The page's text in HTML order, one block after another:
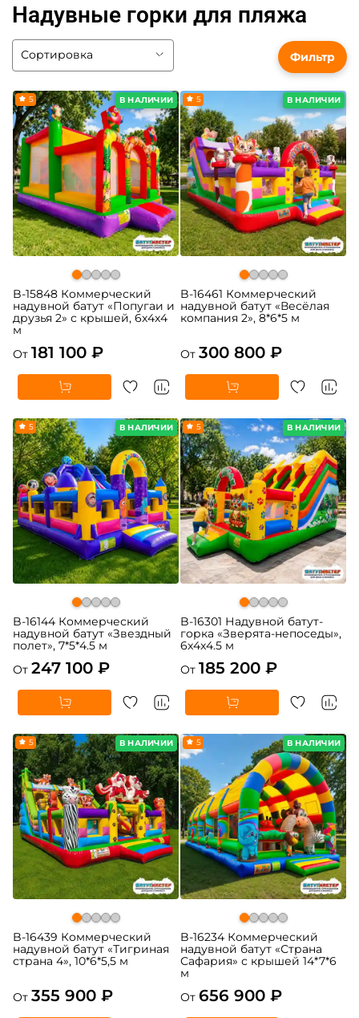
Надувные горки для пляжа
В НАЛИЧИИ
5
B-15848 Коммерческий
надувной батут «Попугаи и
друзья 2» с крышей, 6x4x4
м
От 181 100 ₽
В НАЛИЧИИ
5
B-16461 Коммерческий
надувной батут «Весёлая
компания 2», 8*6*5 м
От 300 800 ₽
В НАЛИЧИИ
5
B-16144 Коммерческий
надувной батут «Звездный
полет», 7*5*4.5 м
От 247 100 ₽
В НАЛИЧИИ
5
B-16301 Надувной батут-
горка «Зверята-непоседы»,
6x4x4.5 м
От 185 200 ₽
В НАЛИЧИИ
5
B-16439 Коммерческий
надувной батут «Тигриная
страна 4», 10*6*5,5 м
От 355 900 ₽
В НАЛИЧИИ
5
B-16234 Коммерческий
надувной батут «Страна
Сафария» с крышей 14*7*6
м
От 656 900 ₽
Фильтр